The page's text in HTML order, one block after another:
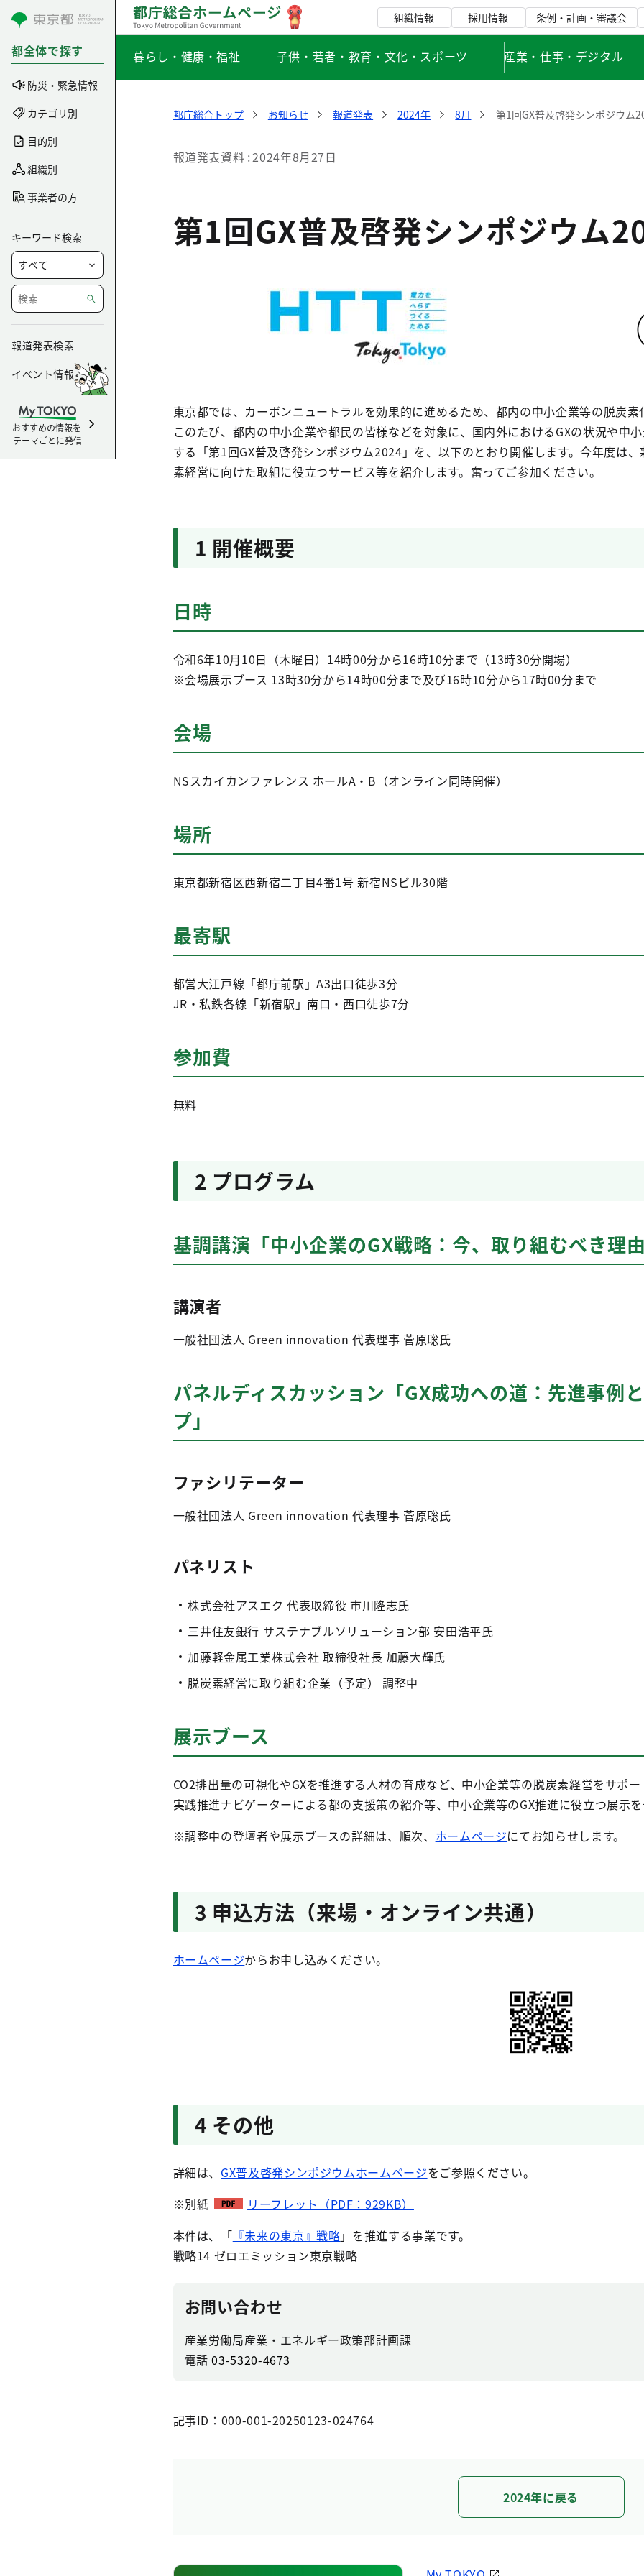
コンテンツにスキップ
都全体で探す
防災・緊急情報
カテゴリ別
目的別
組織別
事業者の方
キーワード検索
報道発表検索
イベント情報
おすすめの情報を
テーマごとに発信
組織情報 採用情報 条例・計画・審議会
暮らし・健康・福祉 子供・若者・教育・文化・スポーツ 産業・仕事・デジタル
都庁総合トップ お知らせ 報道発表 2024年 8月 第1回GX普及啓発シンポジウム
報道発表資料 2024年8月27日
第1回GX普及啓発シンポジウム
東京都では、カーボンニュートラルを効果的に進めるため、都内の中小企業等の脱炭素
このたび、都内の中小企業や都民の皆様などを対象に、国内外におけるGXの状況や中
する「第1回GX普及啓発シンポジウム2024」を、以下のとおり開催します。今年度は
素経営に向けた取組に役立つサービス等を紹介します。奮ってご参加ください。
1 開催概要
日時
令和6年10月10日（木曜日）14時00分から16時10分まで（13時30分開場）
※会場展示ブース 13時30分から14時00分まで及び16時10分から17時00分まで
会場
NSスカイカンファレンス ホールA・B（オンライン同時開催）
場所
東京都新宿区西新宿二丁目4番1号 新宿NSビル30階
最寄駅
都営大江戸線「都庁前駅」A3出口徒歩3分
JR・私鉄各線「新宿駅」南口・西口徒歩7分
参加費
無料
2 プログラム
基調講演「中小企業のGX戦略：今、取り組むべき理
講演者
一般社団法人 Green innovation 代表理事 菅原聡氏
パネルディスカッション「GX成功への道：先進事例
プ」
ファシリテーター
一般社団法人 Green innovation 代表理事 菅原聡氏
パネリスト
株式会社アスエク 代表取締役 市川隆志氏
三井住友銀行 サステナブルソリューション部 安田浩平氏
加藤軽金属工業株式会社 取締役社長 加藤大輝氏
脱炭素経営に取り組む企業（予定） 調整中
展示ブース
CO2排出量の可視化やGXを推進する人材の育成など、中小企業等の脱炭素経営をサポ
実践推進ナビゲーターによる都の支援策の紹介等、中小企業等のGX推進に役立つ展示を
※調整中の登壇者や展示ブースの詳細は、順次、 ホームページにてお知らせします。
3 申込方法（来場・オンライン共通）
ホームページからお申し込みください。
4 その他
詳細は、 GX普及啓発シンポジウムホームページをご参照ください。
※別紙
リーフレット（PDF：929KB）
本件は、「 『未来の東京』戦略」を推進する事業です。
戦略14 ゼロエミッション東京戦略
お問い合わせ
産業労働局産業・エネルギー政策部計画課
電話03-5320-4673
記事ID：000-001-20250123-024764
2024年に戻る